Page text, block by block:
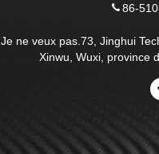
86-
Je ne veux pas.73, Jinghui
Xinwu, Wuxi, province